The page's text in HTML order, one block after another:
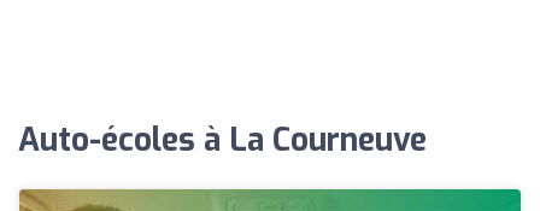
Auto-écoles à La Courneuve